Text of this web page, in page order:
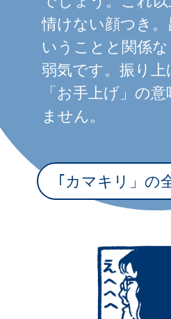
情けない顔つき。
いうことと関係
弱気です。振り上
「お手上げ」の
ません。
｢カマキリ」の